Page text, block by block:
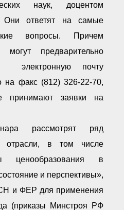
наук, доцентом
Они ответят на самые
вопросы. Причем
могут предварительно
электронную почту
на факс (812) 326-22-70,
принимают заявки на
рассмотрят ряд
отрасли, в том числе
ценообразования в
и перспективы»,
и ФЕР для применения
(приказы Минстроя РФ